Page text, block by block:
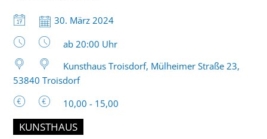
Datum:
30. März 2024
Uhrzeit:
ab 20:00 Uhr
Kunsthaus Troisdorf, Mülheimer Straße 23,
53840 Troisdorf
10,00 - 15,00
KUNSTHAUS